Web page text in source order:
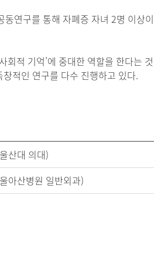
연구를 통해 자폐증 자녀 2명 이상
회적 기억’에 중대한 역할을 한다는
적인 연구를 다수 진행하고 있다.
산대 의대)
아산병원 일반외과)